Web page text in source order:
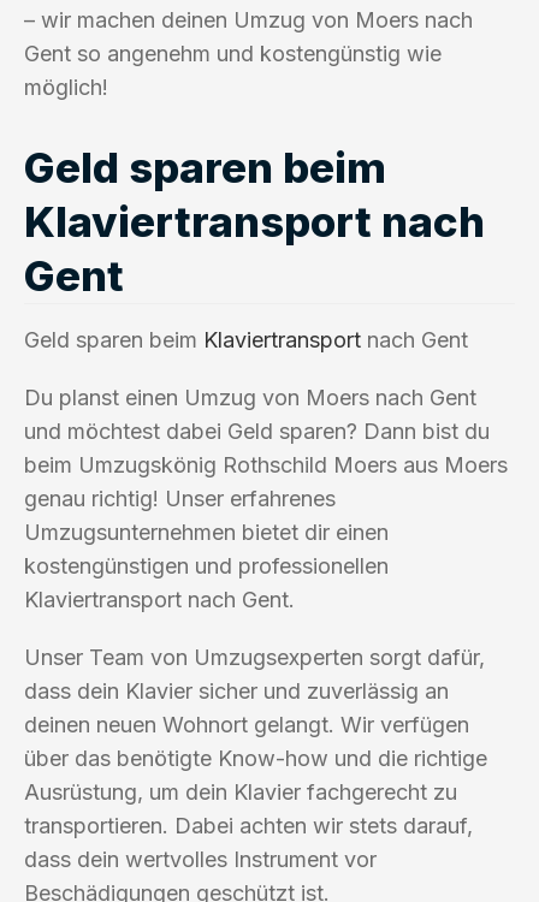
– wir machen deinen Umzug von Moers nach
Gent so angenehm und kostengünstig wie
möglich!
Geld sparen beim
Klaviertransport nach
Gent
Geld sparen beim Klaviertransport nach Gent
Du planst einen Umzug von Moers nach Gent
und möchtest dabei Geld sparen? Dann bist du
beim Umzugskönig Rothschild Moers aus Moers
genau richtig! Unser erfahrenes
Umzugsunternehmen bietet dir einen
kostengünstigen und professionellen
Klaviertransport nach Gent.
Unser Team von Umzugsexperten sorgt dafür,
dass dein Klavier sicher und zuverlässig an
deinen neuen Wohnort gelangt. Wir verfügen
über das benötigte Know-how und die richtige
Ausrüstung, um dein Klavier fachgerecht zu
transportieren. Dabei achten wir stets darauf,
dass dein wertvolles Instrument vor
Beschädigungen geschützt ist.